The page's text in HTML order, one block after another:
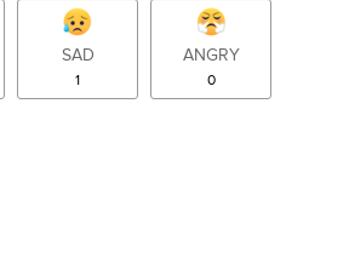
SAD
1
ANGRY
0